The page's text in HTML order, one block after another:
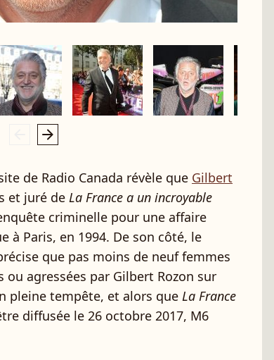
arrow_right
de Radio Canada révèle que Gilbert
et juré de La France a un incroyable
criminelle pour une affaire
à Paris, en 1994. De son côté, le
que pas moins de neuf femmes
agressées par Gilbert Rozon sur
pleine tempête, et alors que La France
diffusée le 26 octobre 2017, M6